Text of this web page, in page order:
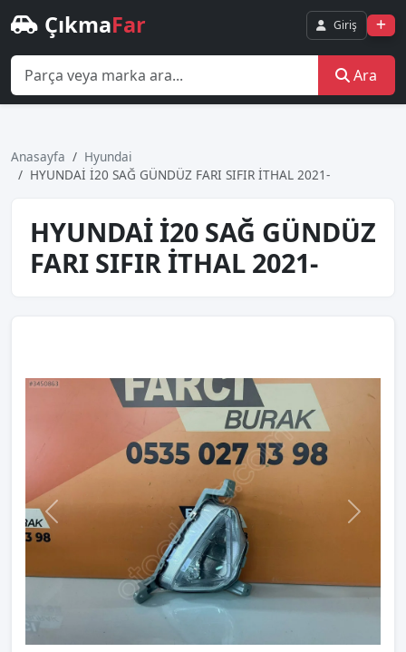
ÇıkmaFar Giriş
Ara
Anasayfa
Hyundai
HYUNDAİ İ20 SAĞ GÜNDÜZ FARI SIFIR İTHAL 2021-
HYUNDAİ İ20 SAĞ GÜNDÜZ
FARI SIFIR İTHAL 2021-